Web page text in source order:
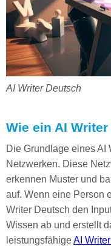
AI Writer Deutsch
Wie ein AI
Die Grundlage eines AI
Netzwerken. Diese
erkennen Muster und
auf. Wenn eine Person
Writer Deutsch den
Wissen ab und erstellt
leistungsfähigeAI